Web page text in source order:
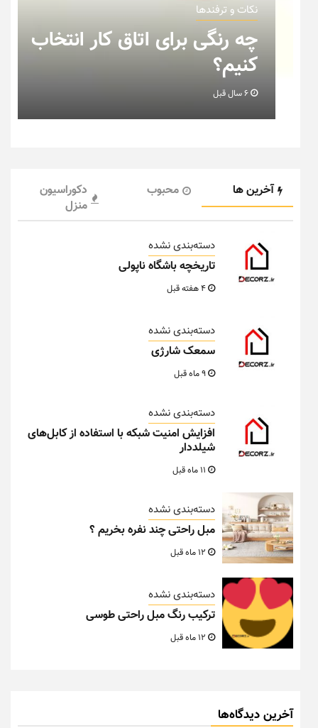
نکات و ترفندها
چه رنگی برای اتاق کار انتخاب
کنیم؟
آخرین ها محبوب
دکوراسیون
منزل
دسته‌بندی نشده
تاریخچه باشگاه ناپولی
دسته‌بندی نشده
سمعک شارژی
دسته‌بندی نشده
افزایش امنیت شبکه با استفاده از کابل‌های
شیلددار
دسته‌بندی نشده
مبل راحتی چند نفره بخریم ؟
دسته‌بندی نشده
ترکیب رنگ مبل راحتی طوسی
آخرین دیدگاه‌ها